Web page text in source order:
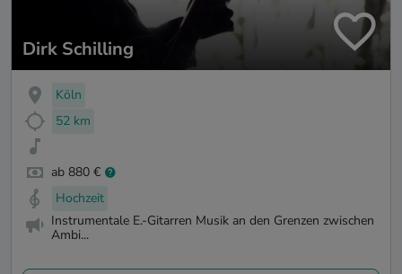
Dirk Schilling
Köln
52 km
ab 880 €
Hochzeit
Instrumentale E.-Gitarren Musik an den Grenzen zwischen
Ambi...